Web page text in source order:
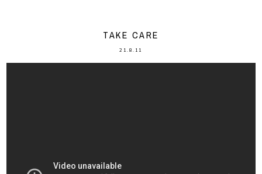
TAKE CARE
21.8.11